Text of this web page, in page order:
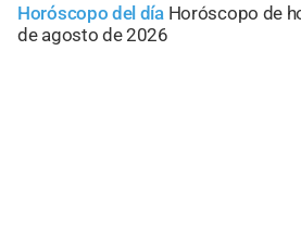
Horóscopo del día Horóscopo de
de agosto de 2026